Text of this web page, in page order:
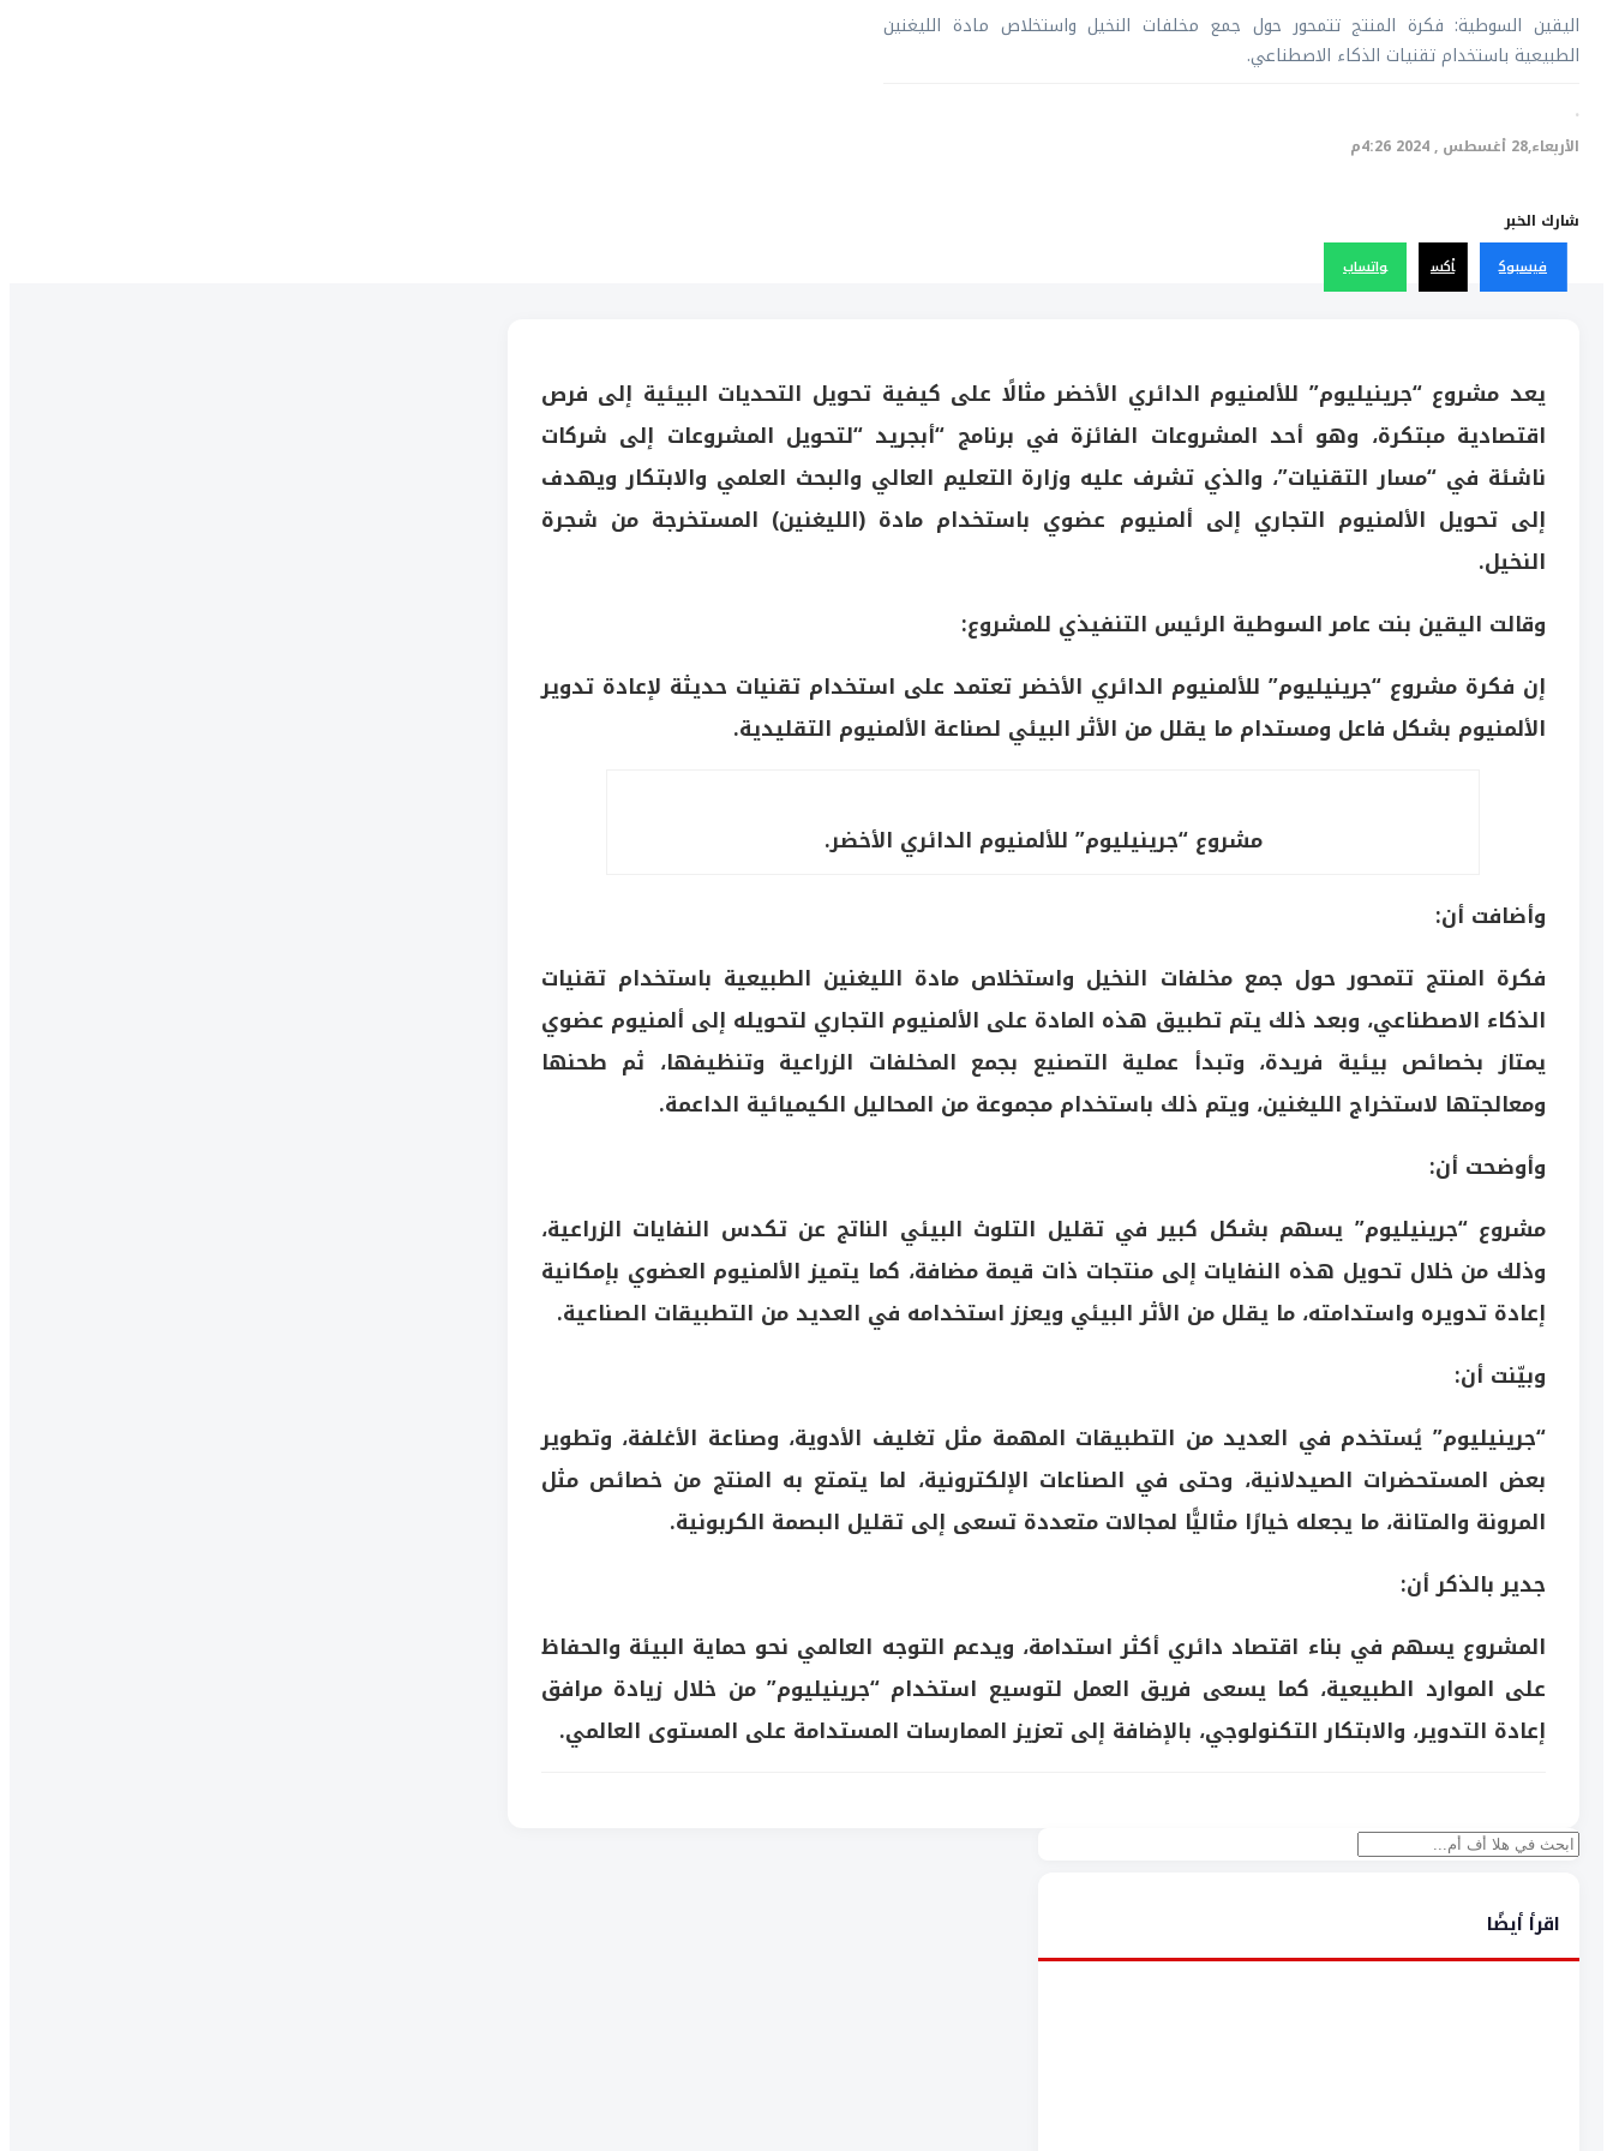
اليقين السوطية: فكرة المنتج تتمحور حول جمع مخلفات النخيل واستخلاص مادة الليغنين
الطبيعية باستخدام تقنيات الذكاء الاصطناعي.
·
الأربعاء,28 أغسطس , 2024 4:26م
شارك الخبر
فيسبوك أكس واتساب
يعد مشروع “جرينيليوم” للألمنيوم الدائري الأخضر مثالًا على كيفية تحويل التحديات البيئية إلى فرص
اقتصادية مبتكرة، وهو أحد المشروعات الفائزة في برنامج “أبجريد “لتحويل المشروعات إلى شركات
ناشئة في “مسار التقنيات”، والذي تشرف عليه وزارة التعليم العالي والبحث العلمي والابتكار ويهدف
إلى تحويل الألمنيوم التجاري إلى ألمنيوم عضوي باستخدام مادة (الليغنين) المستخرجة من شجرة
النخيل.
وقالت اليقين بنت عامر السوطية الرئيس التنفيذي للمشروع:
إن فكرة مشروع “جرينيليوم” للألمنيوم الدائري الأخضر تعتمد على استخدام تقنيات حديثة لإعادة تدوير
الألمنيوم بشكل فاعل ومستدام ما يقلل من الأثر البيئي لصناعة الألمنيوم التقليدية.
مشروع “جرينيليوم” للألمنيوم الدائري الأخضر.
وأضافت أن:
فكرة المنتج تتمحور حول جمع مخلفات النخيل واستخلاص مادة الليغنين الطبيعية باستخدام تقنيات
الذكاء الاصطناعي، وبعد ذلك يتم تطبيق هذه المادة على الألمنيوم التجاري لتحويله إلى ألمنيوم عضوي
يمتاز بخصائص بيئية فريدة، وتبدأ عملية التصنيع بجمع المخلفات الزراعية وتنظيفها، ثم طحنها
ومعالجتها لاستخراج الليغنين، ويتم ذلك باستخدام مجموعة من المحاليل الكيميائية الداعمة.
وأوضحت أن:
مشروع “جرينيليوم” يسهم بشكل كبير في تقليل التلوث البيئي الناتج عن تكدس النفايات الزراعية،
وذلك من خلال تحويل هذه النفايات إلى منتجات ذات قيمة مضافة، كما يتميز الألمنيوم العضوي بإمكانية
إعادة تدويره واستدامته، ما يقلل من الأثر البيئي ويعزز استخدامه في العديد من التطبيقات الصناعية.
وبيّنت أن:
“جرينيليوم” يُستخدم في العديد من التطبيقات المهمة مثل تغليف الأدوية، وصناعة الأغلفة، وتطوير
بعض المستحضرات الصيدلانية، وحتى في الصناعات الإلكترونية، لما يتمتع به المنتج من خصائص مثل
المرونة والمتانة، ما يجعله خيارًا مثاليًّا لمجالات متعددة تسعى إلى تقليل البصمة الكربونية.
جدير بالذكر أن:
المشروع يسهم في بناء اقتصاد دائري أكثر استدامة، ويدعم التوجه العالمي نحو حماية البيئة والحفاظ
على الموارد الطبيعية، كما يسعى فريق العمل لتوسيع استخدام “جرينيليوم” من خلال زيادة مرافق
إعادة التدوير، والابتكار التكنولوجي، بالإضافة إلى تعزيز الممارسات المستدامة على المستوى العالمي.
بحث
اقرأ أيضًا